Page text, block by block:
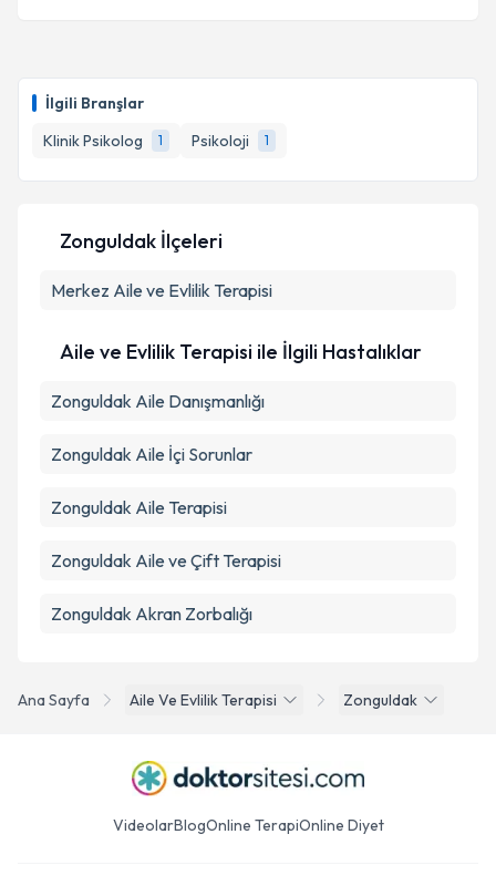
İlgili Branşlar
Klinik Psikolog
1 Psikoloji 1
Ana Sayfa Aile Ve Evlilik Terapisi Zonguldak
Zonguldak İlçeleri
Merkez Aile ve Evlilik Terapisi
Aile ve Evlilik Terapisi ile İlgili Hastalıklar
Zonguldak Aile Danışmanlığı
Zonguldak Aile İçi Sorunlar
Zonguldak Aile Terapisi
Zonguldak Aile ve Çift Terapisi
Zonguldak Akran Zorbalığı
VideolarBlogOnline TerapiOnline Diyet